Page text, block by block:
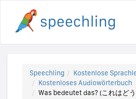
Speechling
Kostenlose
Kostenloses Audiowörterbuch
Was bedeutet das? (これはど